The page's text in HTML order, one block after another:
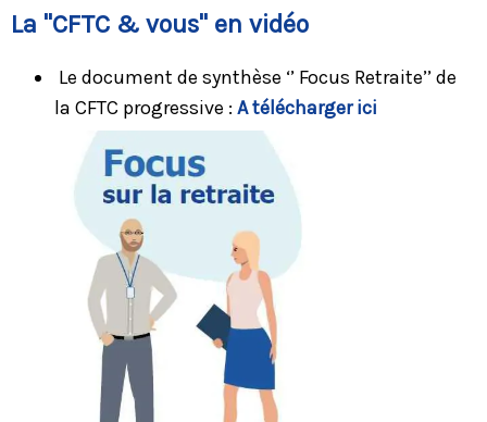
La "CFTC & vous" en vidéo
Le document de synthèse ‘’ Focus Retraite’’ de
la CFTC progressive : A télécharger ici